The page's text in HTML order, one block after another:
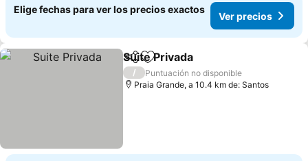
Elige fechas para ver los precios exactos
Ver precios
CompartirAgregar a favoritos
Suite Privada
/
Puntuación no disponible
Praia Grande, a 10.4 km de: Santos